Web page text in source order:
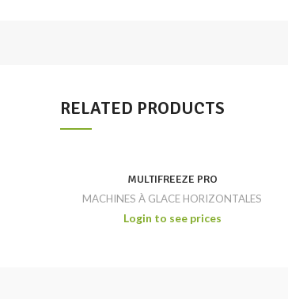
RELATED PRODUCTS
MULTIFREEZE PRO
MACHINES À GLACE HORIZONTALES
Login to see prices